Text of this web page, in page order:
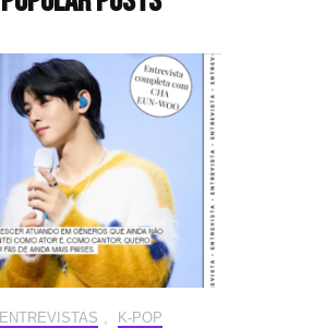
ENTREVISTAS , K-POP